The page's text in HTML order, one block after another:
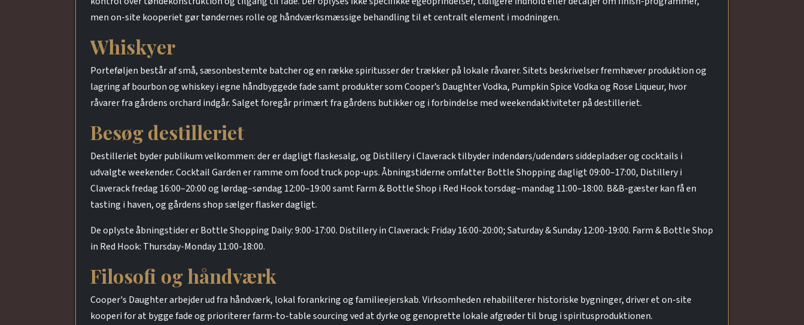
men on-site kooperiet gør tøndernes rolle og håndværksmæssige behandling til et centralt element i modningen.
Whiskyer
Porteføljen består af små, sæsonbestemte batcher og en række spiritusser der trækker på lokale råvarer. Sitets beskrivelser fremhæver produktion og
lagring af bourbon og whiskey i egne håndbyggede fade samt produkter som Cooper’s Daughter Vodka, Pumpkin Spice Vodka og Rose Liqueur, hvor
råvarer fra gårdens orchard indgår. Salget foregår primært fra gårdens butikker og i forbindelse med weekendaktiviteter på destilleriet.
Besøg destilleriet
Destilleriet byder publikum velkommen: der er dagligt flaskesalg, og Distillery i Claverack tilbyder indendørs/udendørs siddepladser og cocktails i
udvalgte weekender. Cocktail Garden er ramme om food truck pop-ups. Åbningstiderne omfatter Bottle Shopping dagligt 09:00–17:00, Distillery i
Claverack fredag 16:00–20:00 og lørdag–søndag 12:00–19:00 samt Farm & Bottle Shop i Red Hook torsdag–mandag 11:00–18:00. B&B-gæster kan få en
tasting i haven, og gårdens shop sælger flasker dagligt.
De oplyste åbningstider er Bottle Shopping Daily: 9:00-17:00. Distillery in Claverack: Friday 16:00-20:00; Saturday & Sunday 12:00-19:00. Farm & Bottle Shop
in Red Hook: Thursday-Monday 11:00-18:00.
Filosofi og håndværk
Cooper's Daughter arbejder ud fra håndværk, lokal forankring og familieejerskab. Virksomheden rehabiliterer historiske bygninger, driver et on-site
kooperi for at bygge fade og prioriterer farm-to-table sourcing ved at dyrke og genoprette lokale afgrøder til brug i spiritusproduktionen.